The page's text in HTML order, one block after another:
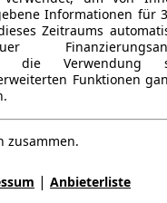
Informationen für
Zeitraums
die Verwendung
Funktionen
zusammen.
| Anbieterliste